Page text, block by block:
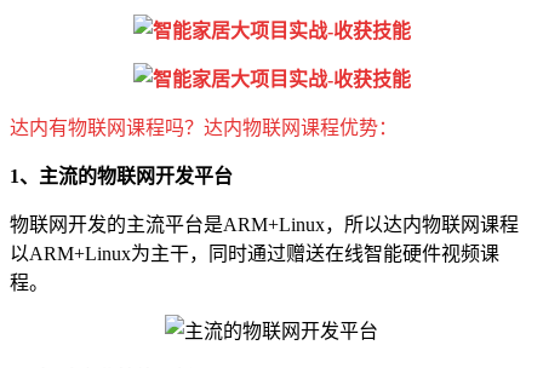
达内有物联网课程吗？达内物联网课程优势：
1、主流的物联网开发平台
物联网开发的主流平台是ARM+Linux，所以达内物联网课程
以ARM+Linux为主干，同时通过赠送在线智能硬件视频课
程。